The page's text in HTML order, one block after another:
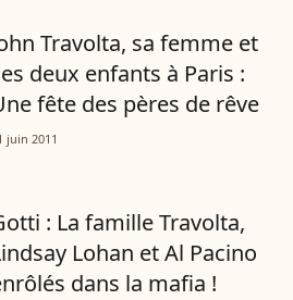
Travolta, sa femme et
deux enfants à Paris :
fête des pères de rêve
juin 2011
: La famille Travolta,
Lohan et Al Pacino
dans la mafia !